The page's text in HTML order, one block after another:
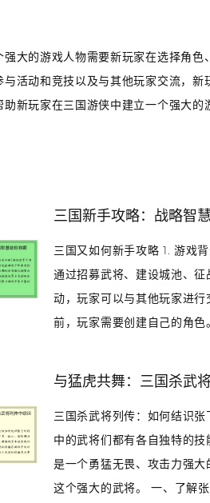
强大的游戏人物需要新玩家在选择角
与活动和竞技以及与其他玩家交流，
助新玩家在三国游侠中建立一个强大的
三国新手攻略：战略智
三国又如何新手攻略 1. 游戏
通过招募武将、建设城池、
动，玩家可以与其他玩家进
前，玩家需要创建自己的角色
与猛虎共舞：三国杀武
三国杀武将列传：如何结识
中的武将们都有各自独特的
是一个勇猛无畏、攻击力强
这个强大的武将。 一、了解张